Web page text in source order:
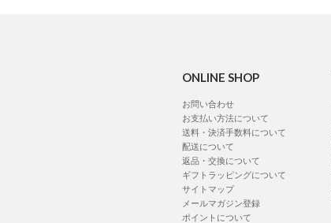
ONLINE SHOP
お問い合わせ
お支払い方法について
送料・決済手数料について
配送について
返品・交換について
ギフトラッピングについて
サイトマップ
メールマガジン登録
ポイントについて